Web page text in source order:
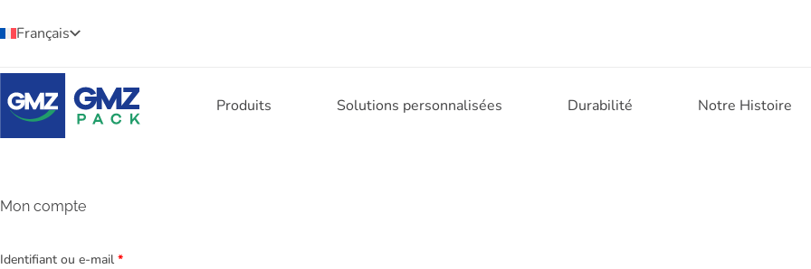
Français
Produits Solutions personnalisées Durabilité Notre Histoire
Mon compte
Identifiant ou e-mail *